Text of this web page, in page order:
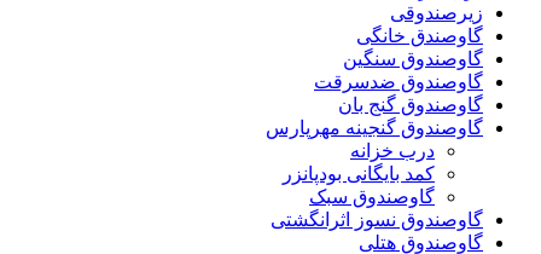
زیرصندوقی
گاوصندق خانگی
گاوصندوق سنگین
گاوصندوق ضدسرقت
گاوصندوق گنج بان
گاوصندوق گنجینه مهرپارس
درب خزانه
کمد بایگانی بودپانزر
گاوصندوق سبک
گاوصندوق نسوز اثرانگشتی
گاوصندوق هتلی